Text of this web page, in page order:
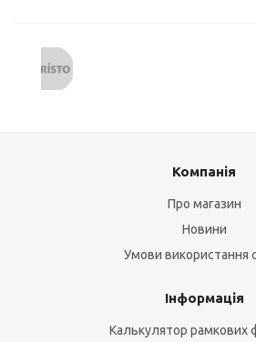
Компанія
Про магазин
Новини
Умови використання
Інформація
Калькулятор рамкових